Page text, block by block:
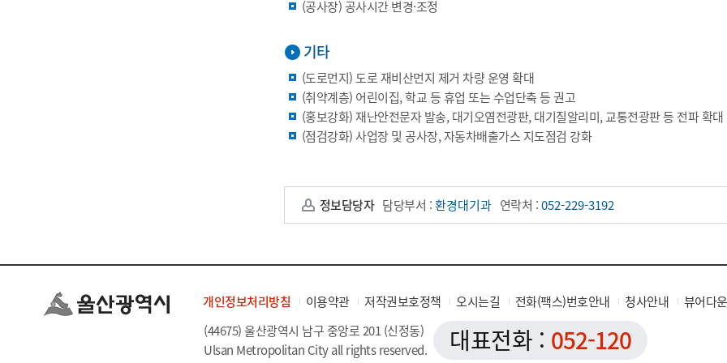
(공사장) 공사시간 변경·조정
기타
(도로먼지) 도로 재비산먼지 제거 차량 운영 확대
(취약계층) 어린이집, 학교 등 휴업 또는 수업단축 등 권고
(홍보강화) 재난안전문자 발송, 대기오염전광판, 대기질알리미, 교통전광판 등 전파 확대
(점검강화) 사업장 및 공사장, 자동차배출가스 지도점검 강화
정보담당자 담당부서 :환경대기과 연락처 :052-229-3192
개인정보처리방침 이용약관 저작권보호정책 오시는길 전화(팩스)번호안내 청사안내
뷰어다
(44675) 울산광역시 남구 중앙로 201 (신정동)
Ulsan Metropolitan City all rights reserved.
대표전화 : 052-120